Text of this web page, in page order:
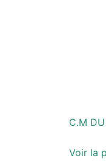
C.M
Voir la